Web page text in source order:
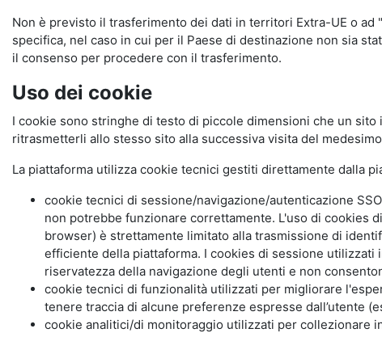
Non è previsto il trasferimento dei dati in territori Extra-UE o
specifica, nel caso in cui per il Paese di destinazione non sia
il consenso per procedere con il trasferimento.
Uso dei cookie
I cookie sono stringhe di testo di piccole dimensioni che un
ritrasmetterli allo stesso sito alla successiva visita del
La piattaforma utilizza cookie tecnici gestiti direttamente dalla
cookie tecnici di sessione/navigazione/autenticazione
non potrebbe funzionare correttamente. L'uso di cookies
browser) è strettamente limitato alla trasmissione di
efficiente della piattaforma. I cookies di sessione
riservatezza della navigazione degli utenti e non
cookie tecnici di funzionalità utilizzati per migliorare
tenere traccia di alcune preferenze espresse dall’utente
cookie analitici/di monitoraggio utilizzati per collezionare